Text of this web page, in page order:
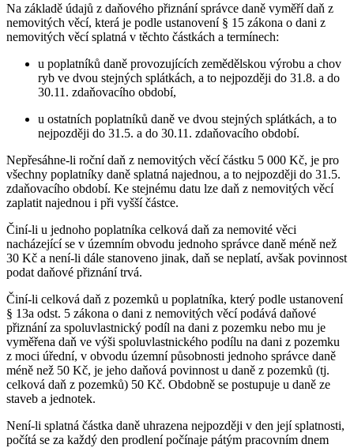
Na základě údajů z daňového přiznání správce daně vyměří daň z
nemovitých věcí, která je podle ustanovení § 15 zákona o dani z
nemovitých věcí splatná v těchto částkách a termínech:
u poplatníků daně provozujících zemědělskou výrobu a chov
ryb ve dvou stejných splátkách, a to nejpozději do 31.8. a do
30.11. zdaňovacího období,
u ostatních poplatníků daně ve dvou stejných splátkách, a to
nejpozději do 31.5. a do 30.11. zdaňovacího období.
Nepřesáhne-li roční daň z nemovitých věcí částku 5 000 Kč, je pro
všechny poplatníky daně splatná najednou, a to nejpozději do 31.5.
zdaňovacího období. Ke stejnému datu lze daň z nemovitých věcí
zaplatit najednou i při vyšší částce.
Činí-li u jednoho poplatníka celková daň za nemovité věci
nacházející se v územním obvodu jednoho správce daně méně než
30 Kč a není-li dále stanoveno jinak, daň se neplatí, avšak povinnost
podat daňové přiznání trvá.
Činí-li celková daň z pozemků u poplatníka, který podle ustanovení
§ 13a odst. 5 zákona o dani z nemovitých věcí podává daňové
přiznání za spoluvlastnický podíl na dani z pozemku nebo mu je
vyměřena daň ve výši spoluvlastnického podílu na dani z pozemku
z moci úřední, v obvodu územní působnosti jednoho správce daně
méně než 50 Kč, je jeho daňová povinnost u daně z pozemků (tj.
celková daň z pozemků) 50 Kč. Obdobně se postupuje u daně ze
staveb a jednotek.
Není-li splatná částka daně uhrazena nejpozději v den její splatnosti,
počítá se za každý den prodlení počínaje pátým pracovním dnem